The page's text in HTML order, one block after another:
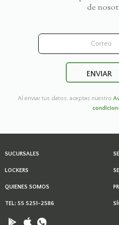
de
Al enviar tus datos, aceptas nuestro
SUCURSALES
LOCKERS
QUIENES SOMOS
TEL: 55 5251-2586